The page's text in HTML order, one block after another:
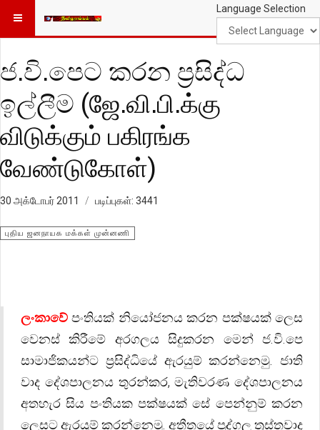
Language Selection
ජ.වි.පෙට කරන ප්‍රසිද්ධ
ඉල්ලීම (ஜே.வி.பி.க்கு
விடுக்கும் பகிரங்க
வேண்டுகோள்)
30 அக்டோபர் 2011 படிப்புகள்: 3441
புதிய ஜனநாயக மக்கள் முன்னணி
ලංකාවේපංතියක් නියෝජනය කරන පක්ෂයක් ලෙස
වෙනස් කිරීමේ අරගලය සිදුකරන මෙන් ජ.වි.පෙ
සාමාජිකයන්ට ප්‍රසිද්ධියේ ඇරයුම් කරන්නෙමු. ජාති
වාද දේශපාලනය තුරන්කර, මැතිවරණ දේශපාලනය
අතහැර සිය පංතියක පක්ෂයක් සේ පෙන්නුම් කරන
ලෙසට ඇරයුම් කරන්නෙමු. අතීතයේ පුද්ගල ත්‍රස්තවාද